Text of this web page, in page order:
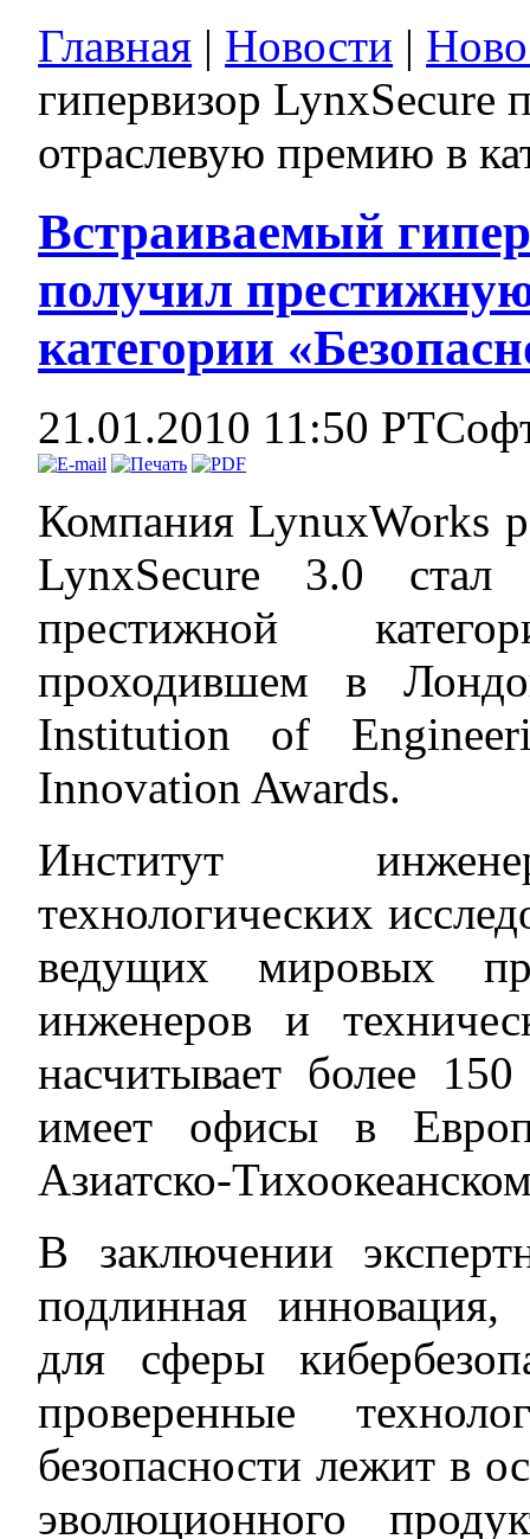
Главная | Новости |
гипервизор LynxSecure
отраслевую премию в
Встраиваемый
получил
категории
21.01.2010 11:50
Компания LynuxWorks
LynxSecure 3.0
престижной
проходившем в
Institution of
Innovation Awards.
Институт
технологических
ведущих мировых
инженеров и
насчитывает более
имеет офисы в
Азиатско-
В заключении
подлинная
для сферы
проверенные
безопасности лежит в
эволюционного